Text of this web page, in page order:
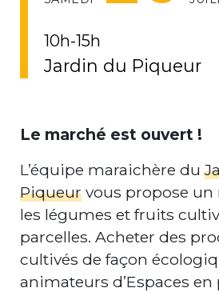
10h-15h
Jardin du Piqueur
Le marché est ouvert !
L’équipe maraichère du
Piqueurvous propose un
les légumes et fruits
parcelles. Acheter des
cultivés de façon
animateurs d’Espaces